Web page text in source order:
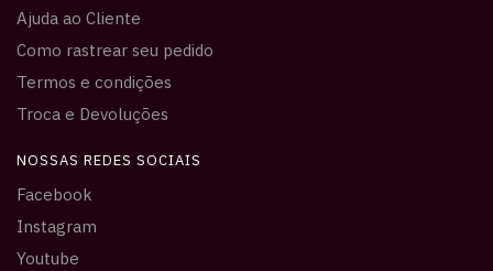
Ajuda ao Cliente
Como rastrear seu pedido
Termos e condições
Troca e Devoluções
NOSSAS REDES SOCIAIS
Facebook
Instagram
Youtube